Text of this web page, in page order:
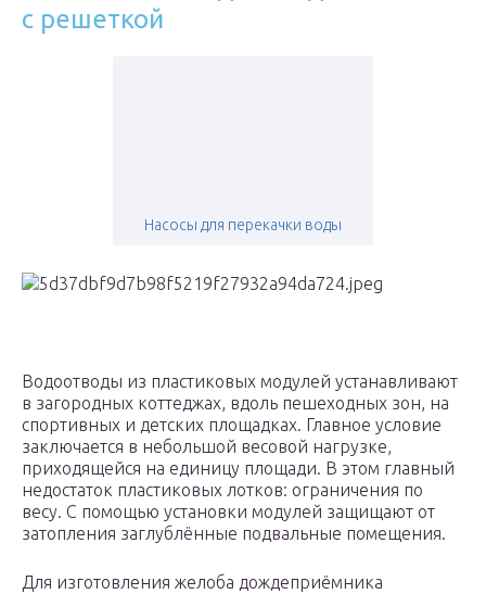
с решеткой
Насосы для перекачки воды
Водоотводы из пластиковых модулей устанавливают
в загородных коттеджах, вдоль пешеходных зон, на
спортивных и детских площадках. Главное условие
заключается в небольшой весовой нагрузке,
приходящейся на единицу площади. В этом главный
недостаток пластиковых лотков: ограничения по
весу. С помощью установки модулей защищают от
затопления заглублённые подвальные помещения.
Для изготовления желоба дождеприёмника